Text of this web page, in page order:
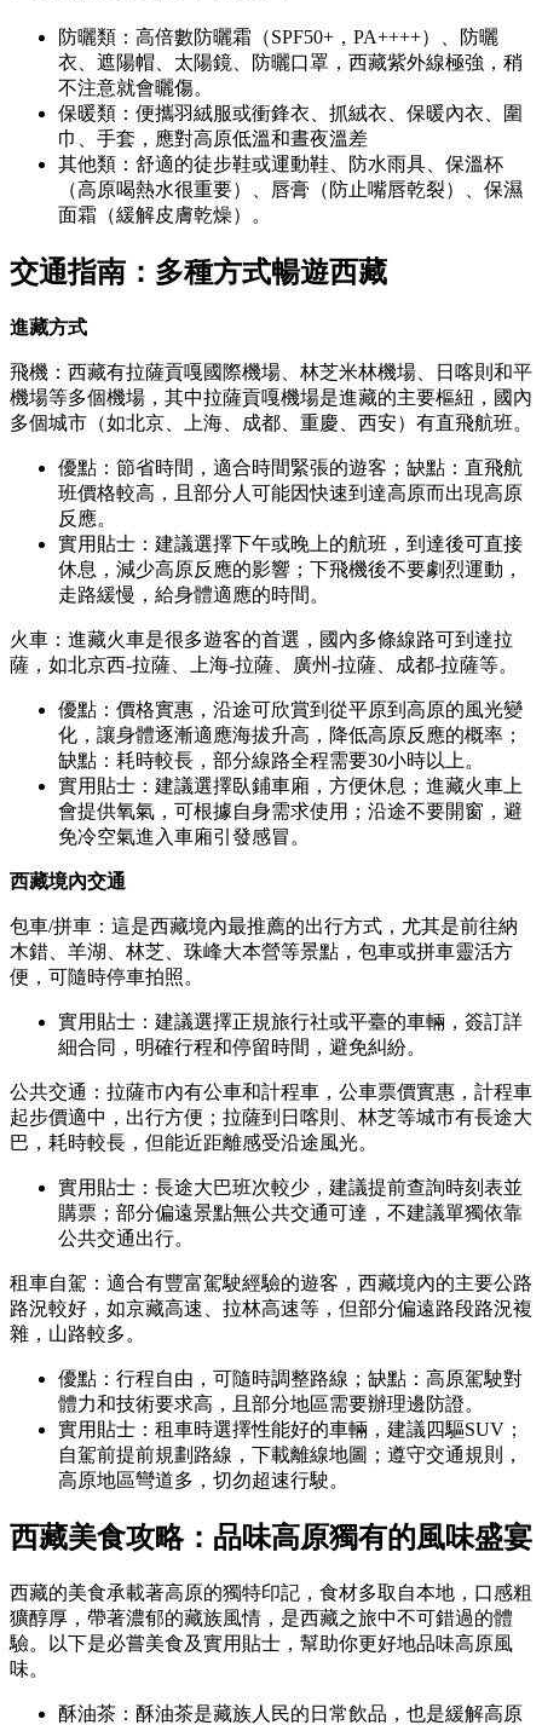
防曬類：高倍數防曬霜（SPF50+，PA++++）、防曬
衣、遮陽帽、太陽鏡、防曬口罩，西藏紫外線極強，稍
不注意就會曬傷。
保暖類：便攜羽絨服或衝鋒衣、抓絨衣、保暖內衣、圍
巾、手套，應對高原低溫和晝夜溫差
其他類：舒適的徒步鞋或運動鞋、防水雨具、保溫杯
（高原喝熱水很重要）、唇膏（防止嘴唇乾裂）、保濕
面霜（緩解皮膚乾燥）。
交通指南：多種方式暢遊西藏
進藏方式
飛機：西藏有拉薩貢嘎國際機場、林芝米林機場、日喀則和平
機場等多個機場，其中拉薩貢嘎機場是進藏的主要樞紐，國內
多個城市（如北京、上海、成都、重慶、西安）有直飛航班。
優點：節省時間，適合時間緊張的遊客；缺點：直飛航
班價格較高，且部分人可能因快速到達高原而出現高原
反應。
實用貼士：建議選擇下午或晚上的航班，到達後可直接
休息，減少高原反應的影響；下飛機後不要劇烈運動，
走路緩慢，給身體適應的時間。
火車：進藏火車是很多遊客的首選，國內多條線路可到達拉
薩，如北京西-拉薩、上海-拉薩、廣州-拉薩、成都-拉薩等。
優點：價格實惠，沿途可欣賞到從平原到高原的風光變
化，讓身體逐漸適應海拔升高，降低高原反應的概率；
缺點：耗時較長，部分線路全程需要30小時以上。
實用貼士：建議選擇臥鋪車廂，方便休息；進藏火車上
會提供氧氣，可根據自身需求使用；沿途不要開窗，避
免冷空氣進入車廂引發感冒。
西藏境內交通
包車/拼車：這是西藏境內最推薦的出行方式，尤其是前往納
木錯、羊湖、林芝、珠峰大本營等景點，包車或拼車靈活方
便，可隨時停車拍照。
實用貼士：建議選擇正規旅行社或平臺的車輛，簽訂詳
細合同，明確行程和停留時間，避免糾紛。
公共交通：拉薩市內有公車和計程車，公車票價實惠，計程車
起步價適中，出行方便；拉薩到日喀則、林芝等城市有長途大
巴，耗時較長，但能近距離感受沿途風光。
實用貼士：長途大巴班次較少，建議提前查詢時刻表並
購票；部分偏遠景點無公共交通可達，不建議單獨依靠
公共交通出行。
租車自駕：適合有豐富駕駛經驗的遊客，西藏境內的主要公路
路況較好，如京藏高速、拉林高速等，但部分偏遠路段路況複
雜，山路較多。
優點：行程自由，可隨時調整路線；缺點：高原駕駛對
體力和技術要求高，且部分地區需要辦理邊防證。
實用貼士：租車時選擇性能好的車輛，建議四驅SUV；
自駕前提前規劃路線，下載離線地圖；遵守交通規則，
高原地區彎道多，切勿超速行駛。
西藏美食攻略：品味高原獨有的風味盛宴
西藏的美食承載著高原的獨特印記，食材多取自本地，口感粗
獷醇厚，帶著濃郁的藏族風情，是西藏之旅中不可錯過的體
驗。以下是必嘗美食及實用貼士，幫助你更好地品味高原風
味。
酥油茶：酥油茶是藏族人民的日常飲品，也是緩解高原